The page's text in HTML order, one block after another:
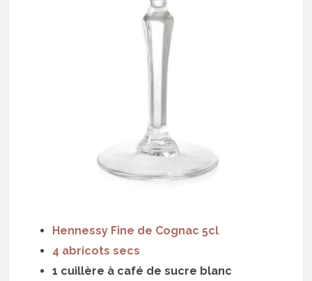
Hennessy Fine de Cognac 5cl
4 abricots secs
1 cuillère à café de sucre blanc